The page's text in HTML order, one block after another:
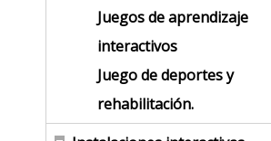
Juegos de aprendizaje
interactivos
Juego de deportes y
rehabilitación.